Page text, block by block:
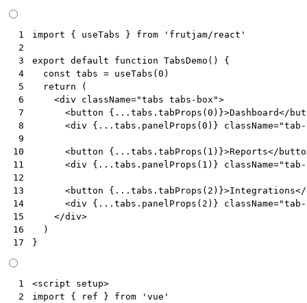
1
2
3
4
5
6
7
8
9
10
11
12
13
14
15
16
17
import { useTabs } from 'frutjam/react'
export default function TabsDemo ()
{
const tabs = useTabs ( 0 )
return
(
<div className="tabs tabs-box">
<button { ...tabs.tabProps ( 0 ) }>Dashboard</
<div { ...tabs.panelProps ( 0 ) } className=
<button { ...tabs.tabProps ( 1 ) }>Reports</
<div { ...tabs.panelProps ( 1 ) } className=
<button { ...tabs.tabProps ( 2 ) }>Integrations</
<div { ...tabs.panelProps ( 2 ) } className=
</div>
)
}
1
2
<script setup>
import
{ ref } from
'vue'